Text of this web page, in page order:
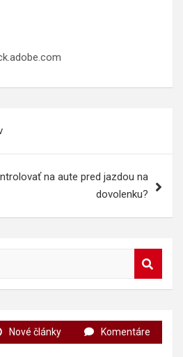
na aute pred jazdou na
dovolenku?
Nové články Komentáre